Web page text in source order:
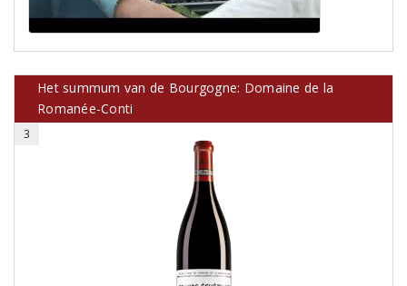
Het summum van de Bourgogne: Domaine de la
Romanée-Conti
3